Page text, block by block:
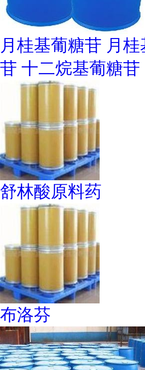
月桂基葡糖苷 月
苷 十二烷基葡糖苷
舒林酸原料药
布洛芬